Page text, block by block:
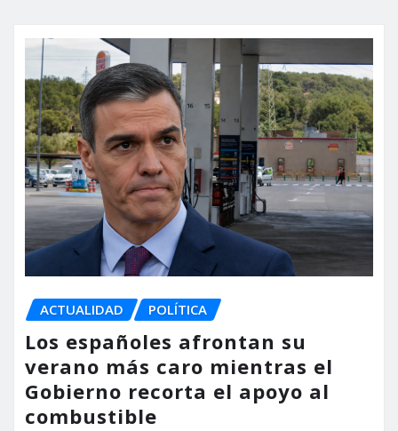
ACTUALIDAD POLÍTICA
Los españoles afrontan su
verano más caro mientras el
Gobierno recorta el apoyo al
combustible